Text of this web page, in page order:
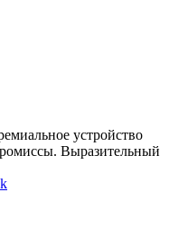
устройство
Выразительный